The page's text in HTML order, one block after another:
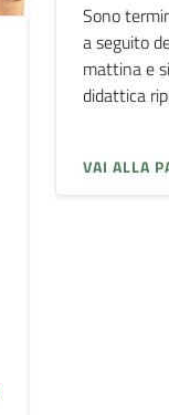
Sono
a seguito
mattina e
didattica
VAI ALLA